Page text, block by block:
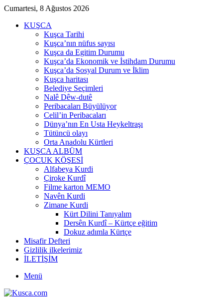
Cumartesi, 8 Ağustos 2026
KUŞCA
Kuşca Tarihi
Kuşca’nın nüfus sayısı
Kuşca da Egitim Durumu
Kuşca’da Ekonomik ve İstihdam Durumu
Kuşca’da Sosyal Durum ve İklim
Kuşca haritası
Belediye Seçimleri
Nalê Dêw-dutê
Peribacaları Büyülüyor
Celil’in Peribacaları
Dünya’nın En Usta Heykeltraşı
Tütüncü olayı
Orta Anadolu Kürtleri
KUŞCA ALBÜM
ÇOCUK KÖŞESİ
Alfabeya Kurdi
Çiroke Kurdî
Filme karton MEMO
Navên Kurdi
Zimane Kurdi
Kürt Dilini Tanıyalım
Dersên Kurdî – Kürtçe eğitim
Dokuz adımla Kürtçe
Misafir Defteri
Gizlilik ilkelerimiz
İLETİŞİM
Menü